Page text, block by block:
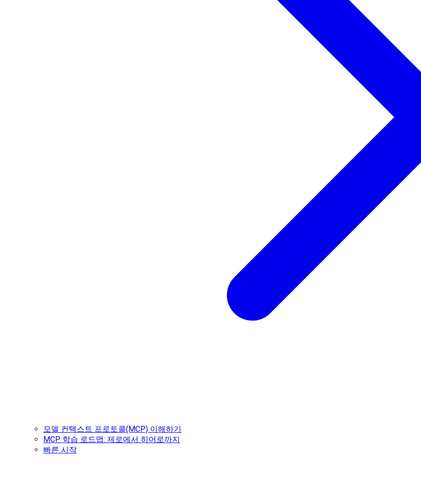
모델 컨텍스트 프로토콜(MCP) 이해하기
MCP 학습 로드맵: 제로에서 히어로까지
빠른 시작